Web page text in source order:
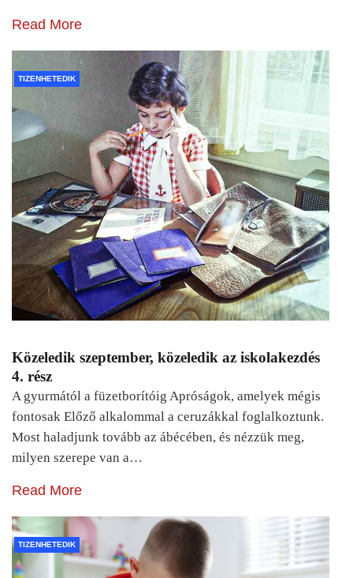
Read More
TIZENHETEDIK
Közeledik szeptember, közeledik az iskolakezdés
4. rész
A gyurmától a füzetborítóig Apróságok, amelyek mégis
fontosak Előző alkalommal a ceruzákkal foglalkoztunk.
Most haladjunk tovább az ábécében, és nézzük meg,
milyen szerepe van a…
Read More
TIZENHETEDIK